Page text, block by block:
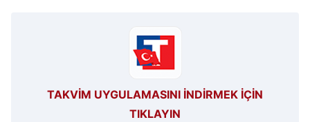
TAKVİM UYGULAMASINI İNDİRMEK İÇİN
TIKLAYIN